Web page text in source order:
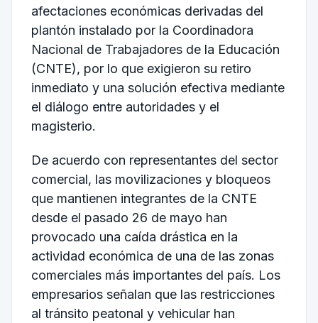
afectaciones económicas derivadas del
plantón instalado por la Coordinadora
Nacional de Trabajadores de la Educación
(CNTE), por lo que exigieron su retiro
inmediato y una solución efectiva mediante
el diálogo entre autoridades y el
magisterio.
De acuerdo con representantes del sector
comercial, las movilizaciones y bloqueos
que mantienen integrantes de la CNTE
desde el pasado 26 de mayo han
provocado una caída drástica en la
actividad económica de una de las zonas
comerciales más importantes del país. Los
empresarios señalan que las restricciones
al tránsito peatonal y vehicular han